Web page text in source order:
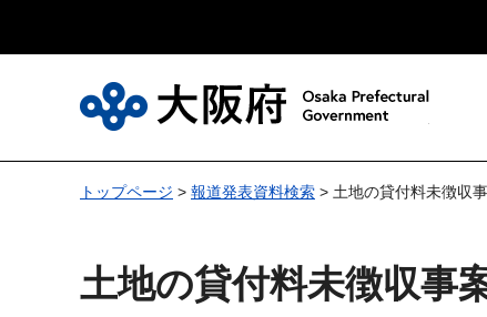
トップページ > 報道発表資料検索 > 土地の貸付料未徴収
土地の貸付料未徴収事